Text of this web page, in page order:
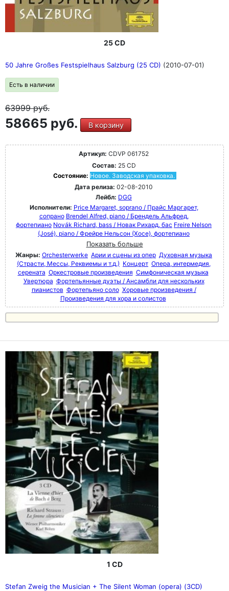
25 CD
50 Jahre Großes Festspielhaus Salzburg (25 CD) (2010-07-01)
Есть в наличии
63999руб.
58665 руб. В корзину
Артикул: CDVP 061752
Состав: 25 CD
Состояние: Новое. Заводская упаковка.
Дата релиза: 02-08-2010
Лейбл: DGG
Исполнители: Price Margaret, soprano / Прайс Маргарет,
сопрано Brendel Alfred, piano / Брендель Альфред,
фортепиано Novák Richard, bass / Новак Рихард, бас Freire Nelson
(José), piano / Фрейре Нельсон (Хосе), фортепиано
Показать больше
Жанры: Orchesterwerke Арии и сцены из опер Духовная музыка
(Страсти, Мессы, Реквиемы и т.д.) Концерт Опера, интермедия,
серената Оркестровые произведения Симфоническая музыка
Увертюра Фортепьянные дуэты / Ансамбли для нескольких
пианистов Фортепьяно соло Хоровые произведения /
Произведения для хора и солистов
1 CD
Stefan Zweig the Musician + The Silent Woman (opera) (3CD)